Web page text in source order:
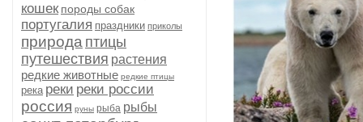
кошек породы собак
португалия праздники приколы
природа птицы
путешествия растения
редкие животные редкие птицы
река реки реки россии
россия руны рыба рыбы